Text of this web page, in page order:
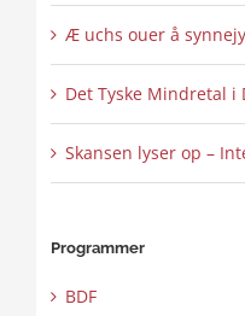
Æ uchs ouer å
Det Tyske Mindretal i
Skansen lyser op –
Programmer
BDF